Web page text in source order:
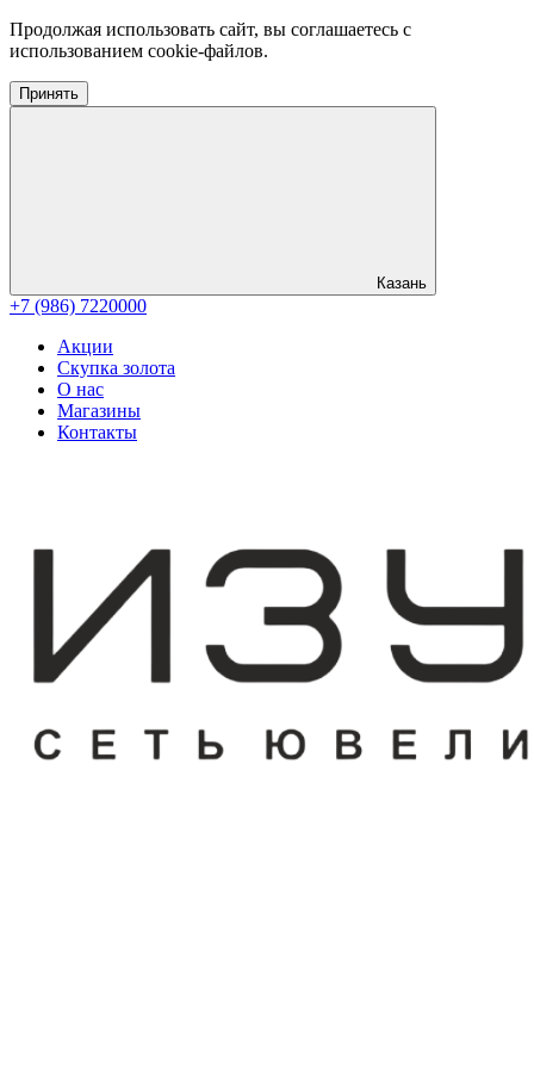
Продолжая использовать сайт, вы соглашаетесь с
использованием cookie-файлов.
Принять
Казань
+7 (986) 7220000
Акции
Скупка золота
О нас
Магазины
Контакты